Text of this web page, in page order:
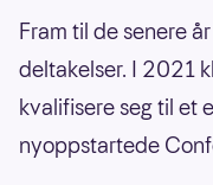
Fram til de senere
deltakelser. I 2021
kvalifisere seg til et
nyoppstartede